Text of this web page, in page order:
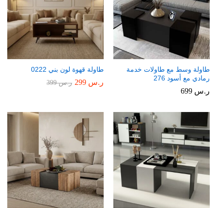
طاولة وسط مع طاولات خدمة
رمادي مع أسود 276
ر.س
طاولة قهوة لون بني 0222
ر.س ر.س399